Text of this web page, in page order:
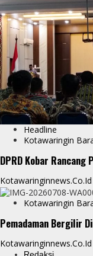
Headline
Kotawaringin
DPRD Kobar Rancang
Kotawaringinnews.co.id
Kotawaringin
Pemadaman Bergilir
Kotawaringinnews.co.id